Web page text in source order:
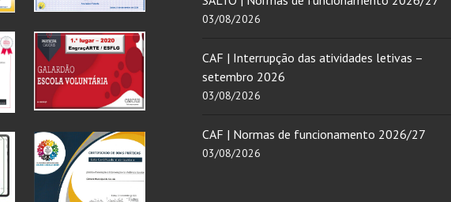
03/08/2026
CAF | Interrupção das atividades letivas –
setembro 2026
03/08/2026
CAF | Normas de funcionamento 2026/27
03/08/2026